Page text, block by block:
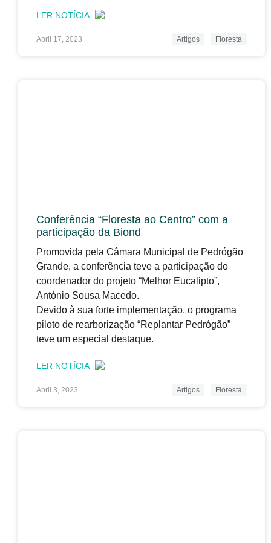
LER NOTÍCIA
Abril 17, 2023 Artigos Floresta
Conferência “Floresta ao Centro” com a
participação da Biond
Promovida pela Câmara Municipal de Pedrógão
Grande, a conferência teve a participação do
coordenador do projeto “Melhor Eucalipto”,
António Sousa Macedo.
Devido à sua forte implementação, o programa
piloto de rearborização “Replantar Pedrógão”
teve um especial destaque.
LER NOTÍCIA
Abril 3, 2023 Artigos Floresta